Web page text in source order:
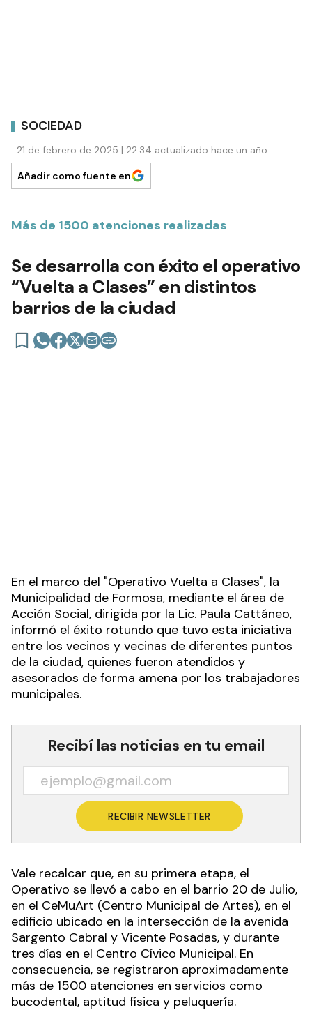
SOCIEDAD
Añadir como fuente en
Más de 1500 atenciones realizadas
Se desarrolla con éxito el operativo
“Vuelta a Clases” en distintos
En el marco del "Operativo Vuelta a Clases", la
Municipalidad de Formosa, mediante el área de
Acción Social, dirigida por la Lic. Paula Cattáneo,
informó el éxito rotundo que tuvo esta iniciativa
entre los vecinos y vecinas de diferentes puntos
municipales.
Recibí las noticias en tu email
RECIBIR NEWSLETTER
Vale recalcar que, en su primera etapa, el
Operativo se llevó a cabo en el barrio 20 de Julio,
en el CeMuArt (Centro Municipal de Artes), en el
edificio ubicado en la intersección de la avenida
Sargento Cabral y Vicente Posadas, y durante
tres días en el Centro Cívico Municipal. En